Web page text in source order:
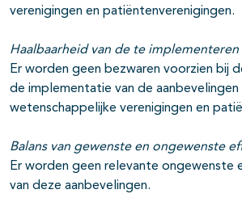
verenigingen en patiëntenverenigingen.
Haalbaarheid van de te implementeren
Er worden geen bezwaren voorzien bij
de implementatie van de
wetenschappelijke verenigingen en
Balans van gewenste en ongewenste
Er worden geen relevante ongewenste
van deze aanbevelingen.